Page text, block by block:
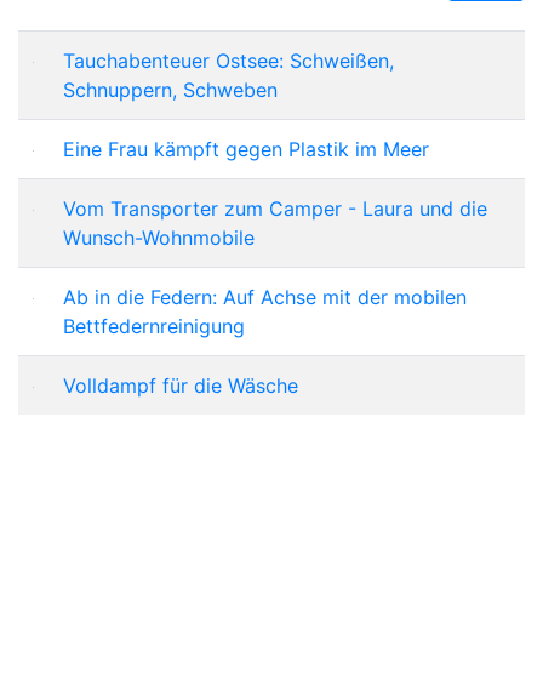
Tauchabenteuer Ostsee: Schweißen,
Schnuppern, Schweben
Eine Frau kämpft gegen Plastik im Meer
Vom Transporter zum Camper - Laura und die
Wunsch-Wohnmobile
Ab in die Federn: Auf Achse mit der mobilen
Bettfedernreinigung
Volldampf für die Wäsche